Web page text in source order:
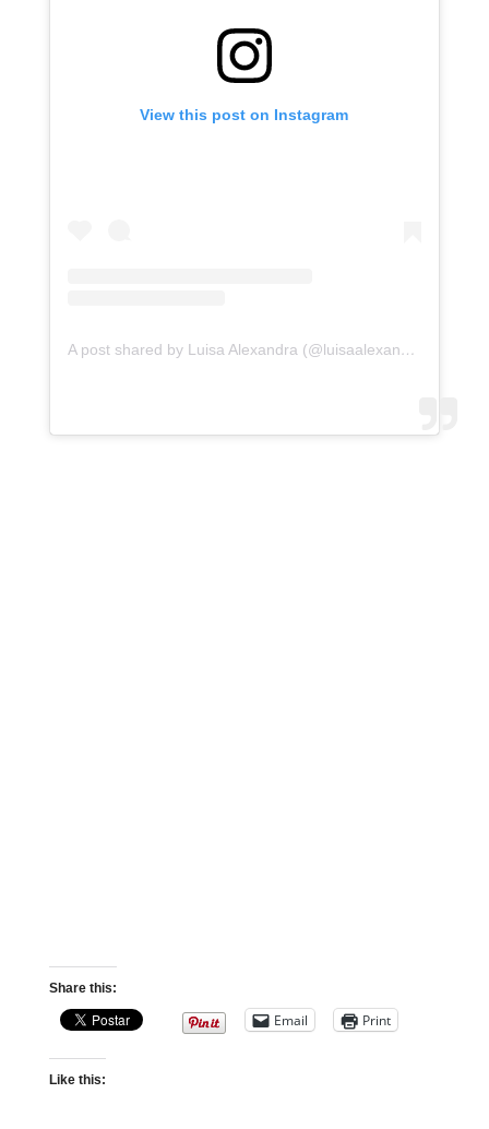
View this post on Instagram
A post shared by Luisa Alexandra (@luisaalexandra)
Share this:
Email Print
Like this: